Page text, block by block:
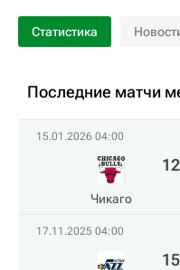
Статистика
Последние матчи
15.01.2026 04:00
Чикаго
17.11.2025 04:00